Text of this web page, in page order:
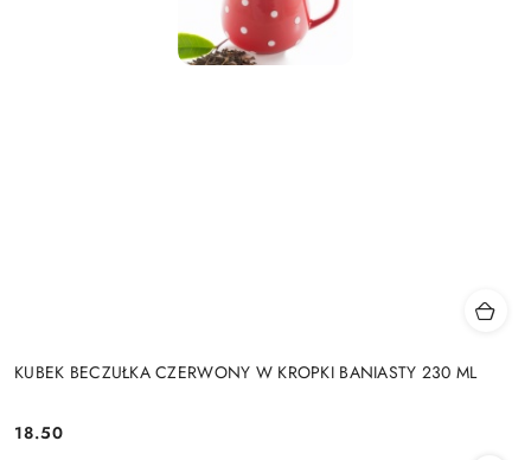
KUBEK BECZUŁKA CZERWONY W KROPKI BANIASTY 230 ML
Cena:
18.50